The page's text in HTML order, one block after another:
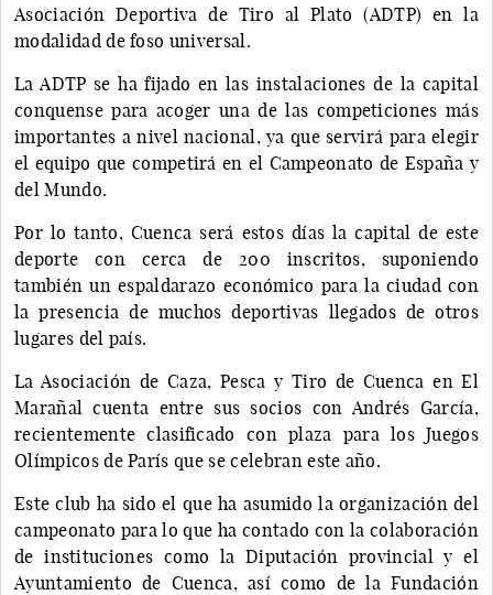
Asociación Deportiva de Tiro al Plato (ADTP) en la
modalidad de foso universal.
La ADTP se ha fijado en las instalaciones de la capital
conquense para acoger una de las competiciones más
importantes a nivel nacional, ya que servirá para elegir
el equipo que competirá en el Campeonato de España y
del Mundo.
Por lo tanto, Cuenca será estos días la capital de este
deporte con cerca de 200 inscritos, suponiendo
también un espaldarazo económico para la ciudad con
la presencia de muchos deportivas llegados de otros
lugares del país.
La Asociación de Caza, Pesca y Tiro de Cuenca en El
Marañal cuenta entre sus socios con Andrés García,
recientemente clasificado con plaza para los Juegos
Olímpicos de París que se celebran este año.
Este club ha sido el que ha asumido la organización del
campeonato para lo que ha contado con la colaboración
de instituciones como la Diputación provincial y el
Ayuntamiento de Cuenca, así como de la Fundación